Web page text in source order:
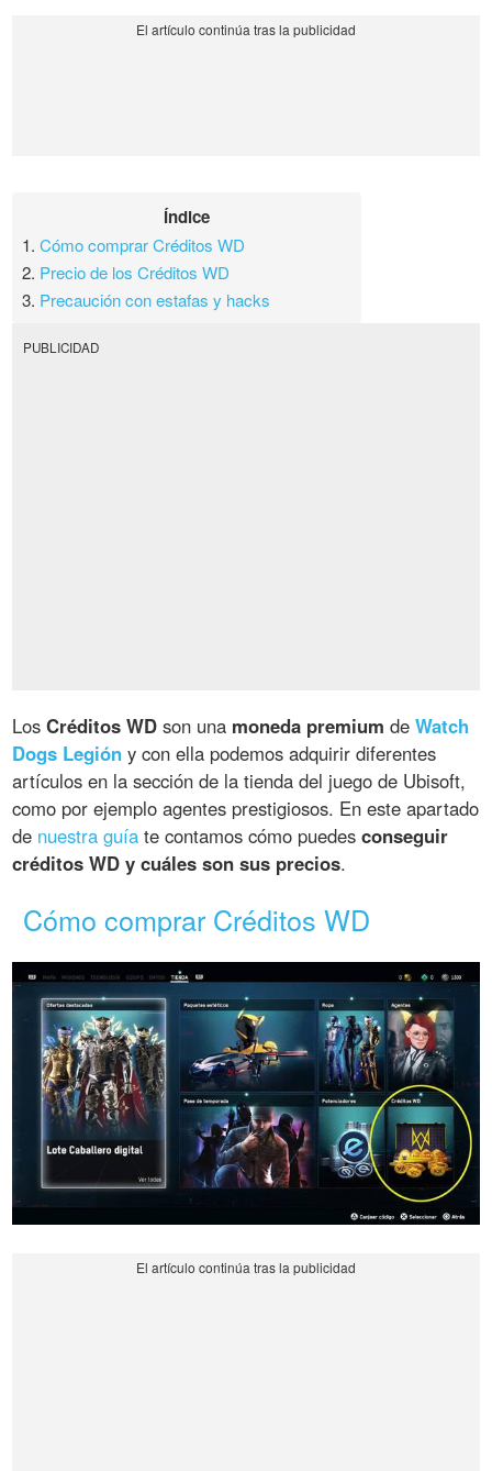
Índice
1.Cómo comprar Créditos WD
2. Precio de los Créditos WD
3. Precaución con estafas y hacks
PUBLICIDAD
LosCréditos WD son una moneda premium deWatch
Dogs Legión y con ella podemos adquirir diferentes
artículos en la sección de la tienda del juego de Ubisoft,
como por ejemplo agentes prestigiosos. En este apartado
de nuestra guía te contamos cómo puedesconseguir
créditos WD y cuáles son sus precios.
Cómo comprar Créditos WD